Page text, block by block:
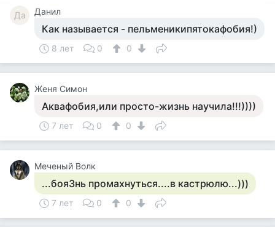
Да Данил
Как называется - пельменикипятокафобия!)
8 лет 0 0
Женя Симон
Аквафобия,или просто-жизнь научила!!!))))
7 лет 0 0
Меченый Волк
...бояЗнь промахнуться....в кастрюлю...)))
7 лет 0 0